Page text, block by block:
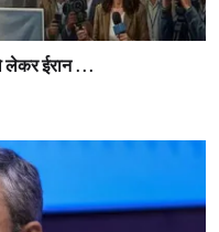
लेकर ईरान ...